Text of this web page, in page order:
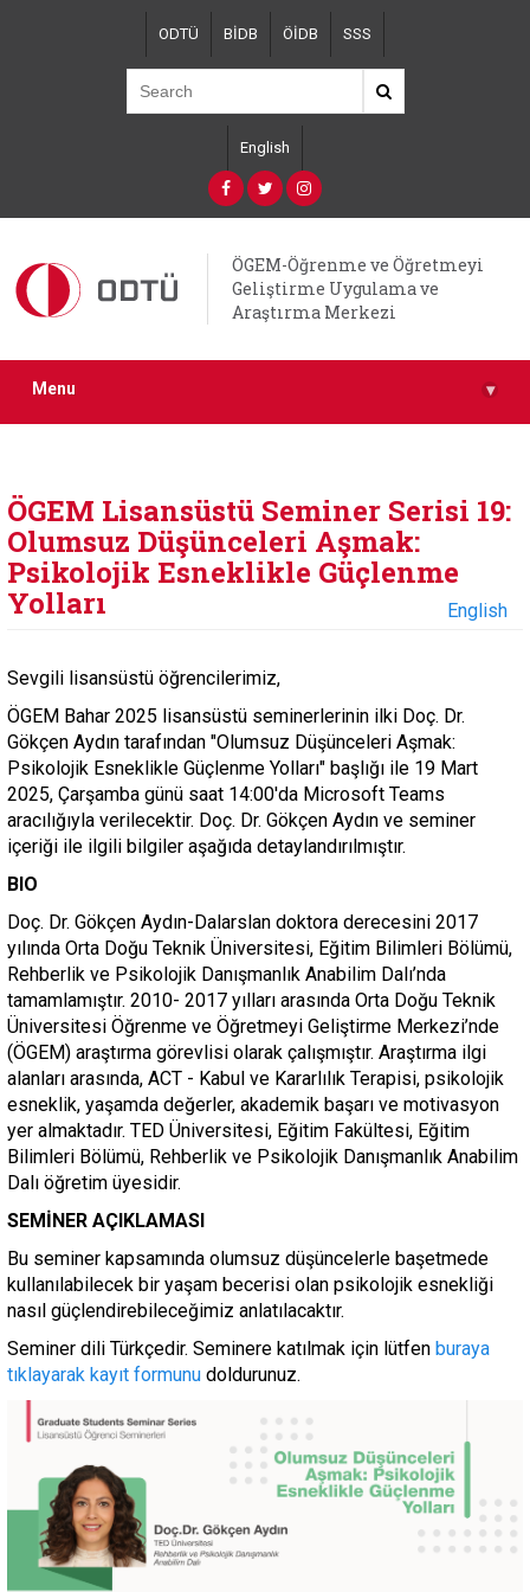
ODTÜ BİDB ÖİDB SSS
English
ÖGEM-Öğrenme ve Öğretmeyi
Geliştirme Uygulama ve
Araştırma Merkezi
Menu ▾
ÖGEM Lisansüstü Seminer Serisi 19:
Olumsuz Düşünceleri Aşmak:
Psikolojik Esneklikle Güçlenme
Yolları
English
Sevgili lisansüstü öğrencilerimiz,
ÖGEM Bahar 2025 lisansüstü seminerlerinin ilki Doç. Dr.
Gökçen Aydın tarafından "Olumsuz Düşünceleri Aşmak:
Psikolojik Esneklikle Güçlenme Yolları" başlığı ile 19 Mart
2025, Çarşamba günü saat 14:00'da Microsoft Teams
aracılığıyla verilecektir. Doç. Dr. Gökçen Aydın ve seminer
içeriği ile ilgili bilgiler aşağıda detaylandırılmıştır.
BIO
Doç. Dr. Gökçen Aydın-Dalarslan doktora derecesini 2017
yılında Orta Doğu Teknik Üniversitesi, Eğitim Bilimleri Bölümü,
Rehberlik ve Psikolojik Danışmanlık Anabilim Dalı’nda
tamamlamıştır. 2010- 2017 yılları arasında Orta Doğu Teknik
Üniversitesi Öğrenme ve Öğretmeyi Geliştirme Merkezi’nde
(ÖGEM) araştırma görevlisi olarak çalışmıştır. Araştırma ilgi
alanları arasında, ACT - Kabul ve Kararlılık Terapisi, psikolojik
esneklik, yaşamda değerler, akademik başarı ve motivasyon
yer almaktadır. TED Üniversitesi, Eğitim Fakültesi, Eğitim
Bilimleri Bölümü, Rehberlik ve Psikolojik Danışmanlık Anabilim
Dalı öğretim üyesidir.
SEMİNER AÇIKLAMASI
Bu seminer kapsamında olumsuz düşüncelerle başetmede
kullanılabilecek bir yaşam becerisi olan psikolojik esnekliği
nasıl güçlendirebileceğimiz anlatılacaktır.
Seminer dili Türkçedir. Seminere katılmak için lütfen buraya
tıklayarak kayıt formunu doldurunuz.